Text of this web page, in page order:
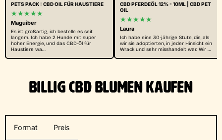
PETS PACK : CBD OIL FÜR HAUSTIERE
★★★★★
Maguiber
Es ist großartig, ich bestelle es seit
langem. Ich habe 2 Hunde mit super
hoher Energie, und das CBD-Öl für
Haustiere wa…
CBD PFERDEÖL 12% - 10ML | CBD PET
OIL
★★★★★
Laura
Ich habe eine 30-jährige Stute, die, als
wir sie adoptierten, in jeder Hinsicht ein
Wrack und sehr misshandelt war. Wir …
BILLIG CBD BLUMEN KAUFEN
Format Preis